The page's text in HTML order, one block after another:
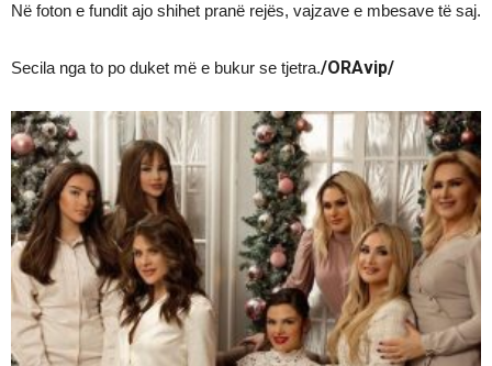
Në foton e fundit ajo shihet pranë rejës, vajzave e mbesave të saj.
Secila nga to po duket më e bukur se tjetra./ORAvip/